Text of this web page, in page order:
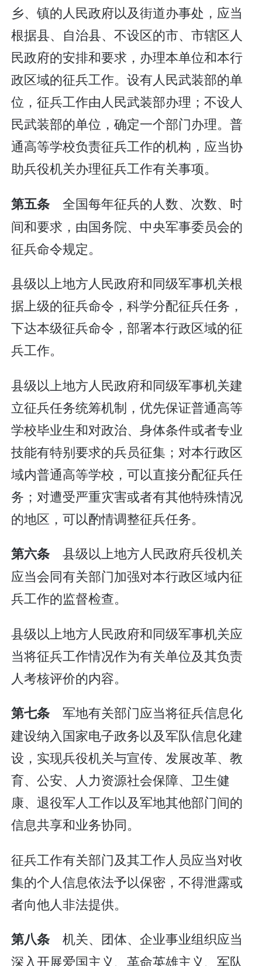
乡、镇的人民政府以及街道办事处，应当
根据县、自治县、不设区的市、市辖区人
民政府的安排和要求，办理本单位和本行
政区域的征兵工作。设有人民武装部的单
位，征兵工作由人民武装部办理；不设人
民武装部的单位，确定一个部门办理。普
通高等学校负责征兵工作的机构，应当协
助兵役机关办理征兵工作有关事项。
第五条 全国每年征兵的人数、次数、时
间和要求，由国务院、中央军事委员会的
征兵命令规定。
县级以上地方人民政府和同级军事机关根
据上级的征兵命令，科学分配征兵任务，
下达本级征兵命令，部署本行政区域的征
兵工作。
县级以上地方人民政府和同级军事机关建
立征兵任务统筹机制，优先保证普通高等
学校毕业生和对政治、身体条件或者专业
技能有特别要求的兵员征集；对本行政区
域内普通高等学校，可以直接分配征兵任
务；对遭受严重灾害或者有其他特殊情况
的地区，可以酌情调整征兵任务。
第六条 县级以上地方人民政府兵役机关
应当会同有关部门加强对本行政区域内征
兵工作的监督检查。
县级以上地方人民政府和同级军事机关应
当将征兵工作情况作为有关单位及其负责
人考核评价的内容。
第七条 军地有关部门应当将征兵信息化
建设纳入国家电子政务以及军队信息化建
设，实现兵役机关与宣传、发展改革、教
育、公安、人力资源社会保障、卫生健
康、退役军人工作以及军地其他部门间的
信息共享和业务协同。
征兵工作有关部门及其工作人员应当对收
集的个人信息依法予以保密，不得泄露或
者向他人非法提供。
第八条 机关、团体、企业事业组织应当
深入开展爱国主义、革命英雄主义、军队